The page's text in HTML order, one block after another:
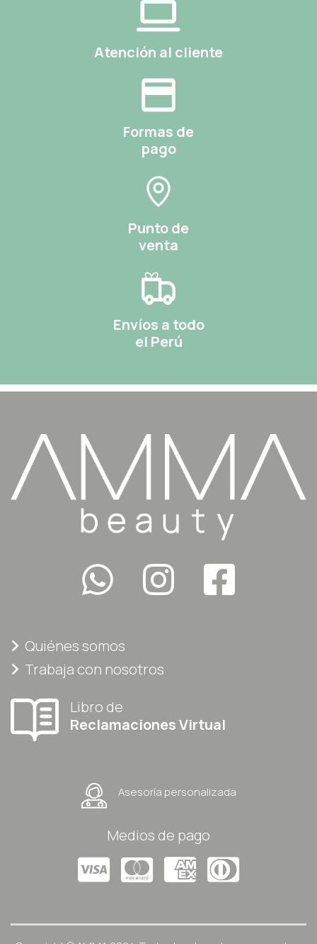
Atención al cliente
Formas de
pago
Punto de
venta
Envíos a todo
el Perú
Quiénes somos
Trabaja con nosotros
Libro de
Reclamaciones Virtual
Asesoría personalizada
Medios de pago